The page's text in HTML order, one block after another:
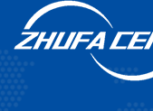
中にジルコニアと酸化
め、最終製品の安定性
マグネシウム - 安定し